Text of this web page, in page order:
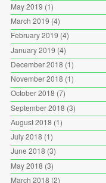
May 2019 (1)
March 2019 (4)
February 2019 (4)
January 2019 (4)
December 2018 (1)
November 2018 (1)
October 2018 (7)
September 2018 (3)
August 2018 (1)
July 2018 (1)
June 2018 (3)
May 2018 (3)
March 2018 (2)